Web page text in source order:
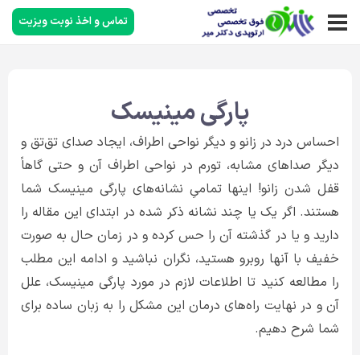
تماس و اخذ نوبت ویزیت
پارگی مینیسک
احساس درد در زانو و دیگر نواحی اطراف، ایجاد صدای تق‌تق و
دیگر صداهای مشابه، تورم در نواحی اطراف آن و حتی گاهاً
قفل شدن زانو! اینها تمامیِ نشانه‌های پارگی مینیسک شما
هستند. اگر یک یا چند نشانه ذکر شده در ابتدای این مقاله را
دارید و یا در گذشته آن را حس کرده‌ و در زمان حال به صورت
خفیف با آنها روبرو هستید، نگران نباشید و ادامه این مطلب
را مطالعه کنید تا اطلاعات لازم در مورد پارگی مینیسک، علل
آن و در نهایت راه‌های درمان این مشکل را به زبان ساده برای
شما شرح دهیم.